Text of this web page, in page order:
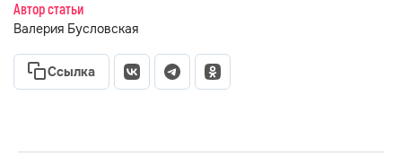
Автор статьи
Валерия Бусловская
Ссылка